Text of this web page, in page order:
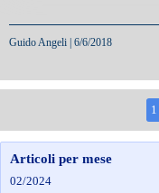
Guido Angeli 6/6/2018
1
Articoli per mese
02/2024